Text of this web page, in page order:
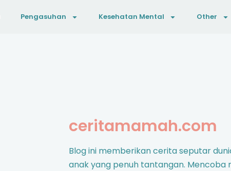
Pengasuhan Kesehatan Mental Other
ceritamamah.com
Blog ini memberikan cerita seputar
anak yang penuh tantangan. Mencoba